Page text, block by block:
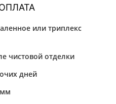
или триплекс
чистовой отделки
дней